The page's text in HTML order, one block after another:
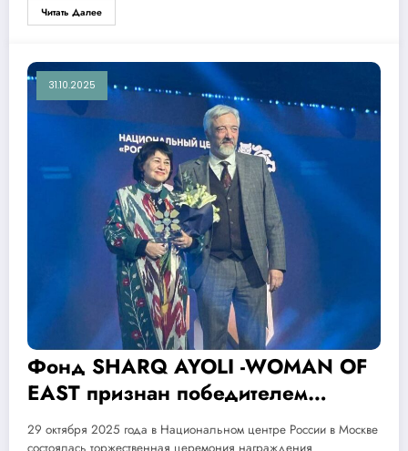
Читать Далее
31.10.2025
Фонд SHARQ AYOLI -WOMAN OF
EAST признан победителем
первой Международной премии
29 октября 2025 года в Национальном центре России в Москве